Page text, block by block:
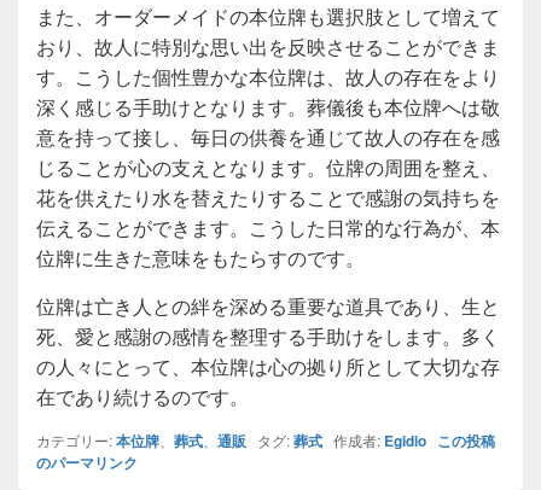
また、オーダーメイドの本位牌も選択肢として増えて
おり、故人に特別な思い出を反映させることができま
す。こうした個性豊かな本位牌は、故人の存在をより
深く感じる手助けとなります。葬儀後も本位牌へは敬
意を持って接し、毎日の供養を通じて故人の存在を感
じることが心の支えとなります。位牌の周囲を整え、
花を供えたり水を替えたりすることで感謝の気持ちを
伝えることができます。こうした日常的な行為が、本
位牌に生きた意味をもたらすのです。
位牌は亡き人との絆を深める重要な道具であり、生と
死、愛と感謝の感情を整理する手助けをします。多く
の人々にとって、本位牌は心の拠り所として大切な存
在であり続けるのです。
カテゴリー:本位牌 葬式 通販 タグ:葬式 作成者: Egidio この投稿
のパーマリンク